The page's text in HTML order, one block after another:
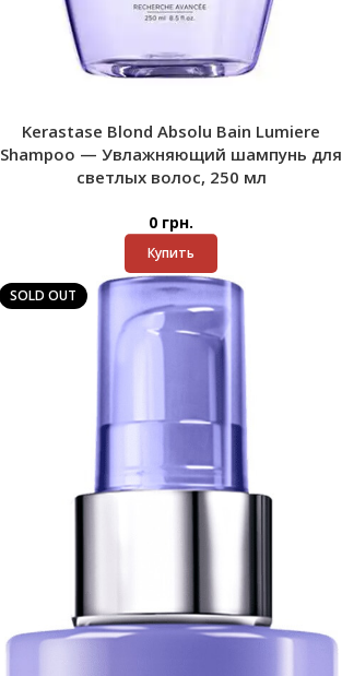
Kerastase Blond Absolu Bain Lumiere
Shampoo — Увлажняющий шампунь для
светлых волос, 250 мл
0 грн.
Купить
SOLD OUT